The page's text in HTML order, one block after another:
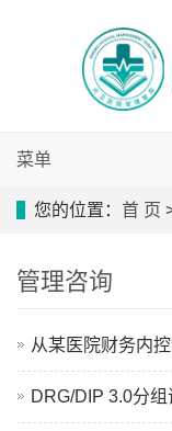
菜单
您的位置： 首 页
管理咨询
从某医院财务内
DRG/DIP 3.0分